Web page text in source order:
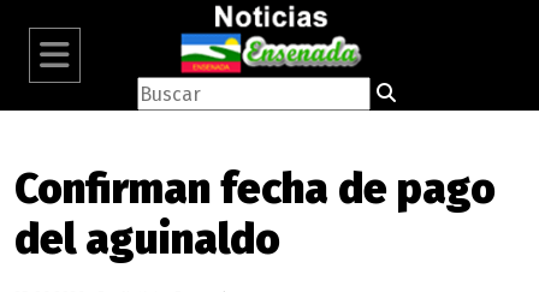
Confirman fecha de pago
del aguinaldo